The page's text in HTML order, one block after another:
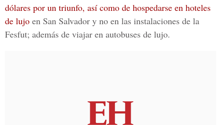
dólares por un triunfo, así como de hospedarse en hoteles
de lujo en San Salvador y no en las instalaciones de la
Fesfut; además de viajar en autobuses de lujo.